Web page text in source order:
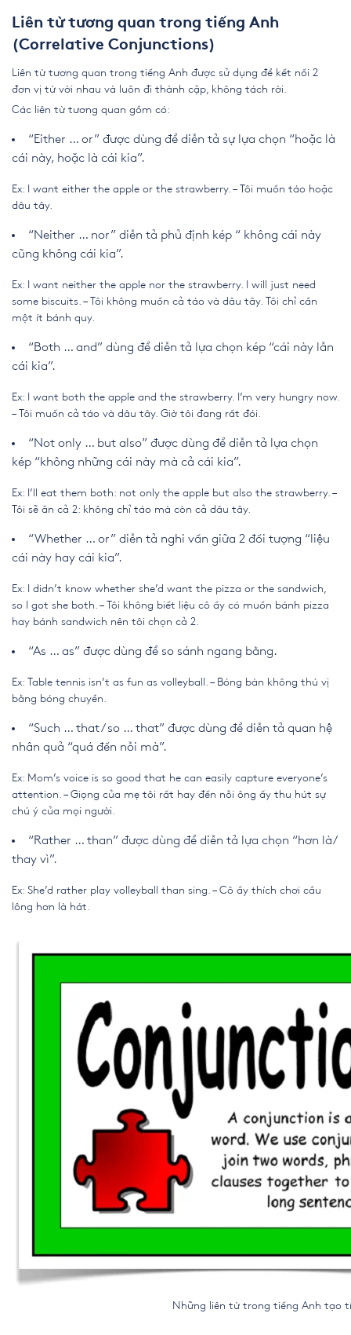
Liên từ tương quan trong tiếng Anh
(Correlative Conjunctions)
Liên từ tương quan trong tiếng Anh được sử dụng để kết nối 2
đơn vị từ với nhau và luôn đi thành cặp, không tách rời.
Các liên từ tương quan gồm có:
“Either … or” được dùng để diễn tả sự lựa chọn “hoặc là
cái này, hoặc là cái kia”.
Ex: I want either the apple or the strawberry. – Tôi muốn táo hoặc
dâu tây.
“Neither … nor” diễn tả phủ định kép “ không cái này
cũng không cái kia”.
Ex: I want neither the apple nor the strawberry. I will just need
some biscuits. – Tôi không muốn cả táo và dâu tây. Tôi chỉ cần
một ít bánh quy.
“Both … and” dùng để diễn tả lựa chọn kép “cái này lẫn
cái kia”.
Ex: I want both the apple and the strawberry. I’m very hungry now.
– Tôi muốn cả táo và dâu tây. Giờ tôi đang rất đói.
“Not only … but also” được dùng để diễn tả lựa chọn
kép “không những cái này mà cả cái kia”.
Ex: I’ll eat them both: not only the apple but also the strawberry. –
Tôi sẽ ăn cả 2: không chỉ táo mà còn cả dâu tây.
“Whether … or” diễn tả nghi vấn giữa 2 đối tượng “liệu
cái này hay cái kia”.
Ex: I didn’t know whether she’d want the pizza or the sandwich,
so I got she both. – Tôi không biết liệu cô ấy có muốn bánh pizza
hay bánh sandwich nên tôi chọn cả 2.
“As … as” được dùng để so sánh ngang bằng.
Ex: Table tennis isn’t as fun as volleyball. – Bóng bàn không thú vị
bằng bóng chuyền.
“Such … that/ so … that” được dùng để diễn tả quan hệ
nhân quả “quá đến nỗi mà”.
Ex: Mom’s voice is so good that he can easily capture everyone’s
attention. – Giọng của mẹ tôi rất hay đến nỗi ông ấy thu hút sự
chú ý của mọi người.
“Rather … than” được dùng để diễn tả lựa chọn “hơn là/
thay vì”.
Ex: She’d rather play volleyball than sing. – Cô ấy thích chơi cầu
lông hơn là hát.
Những liên từ trong tiếng Anh tạo tính